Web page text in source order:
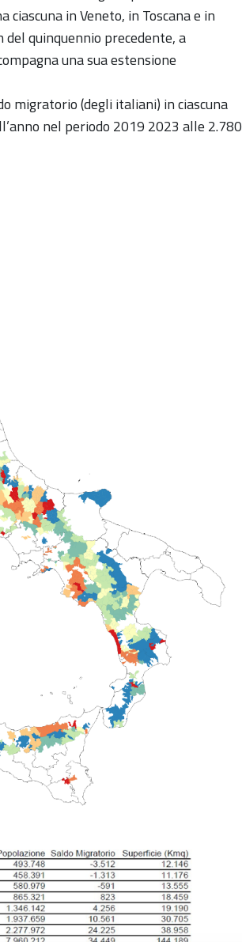
in Veneto, in Toscana e in
quinquennio precedente, a
una sua estensione
migratorio (degli italiani) in ciascuna
nel periodo 2019 2023 alle 2.780